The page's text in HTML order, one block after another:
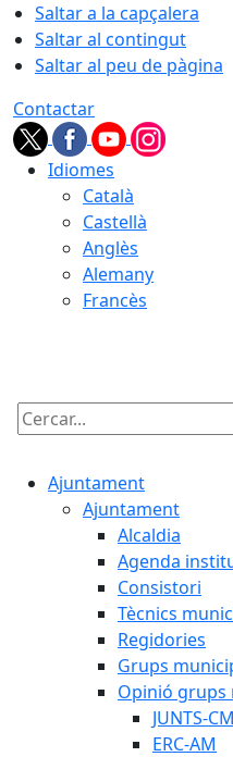
Saltar a la capçalera
Saltar al contingut
Saltar al peu de pàgina
Contactar
Idiomes
Català
Castellà
Anglès
Alemany
Francès
Cercar:
Ajuntament
Ajuntament
Alcaldia
Agenda
Consistori
Tècnics
Regidories
Grups
Opinió grups
JUNTS-CM
ERC-AM